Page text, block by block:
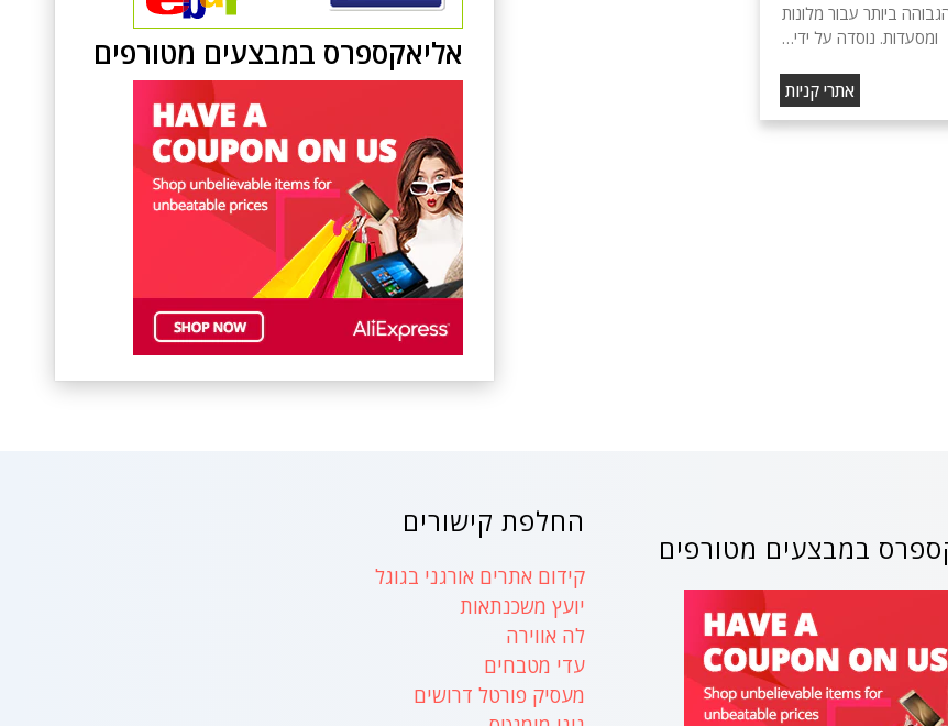
ביותר עבור מלונות
ומסעדות. נוסדה על ידי…
אתרי קניות
אליאקספרס במבצעים מטורפים
החלפת קישורים
קידום אתרים אורגני בגוגל
יועץ משכנתאות
לה אווירה
עדי מטבחים
מעסיק פורטל דרושים
במבצעים מטורפים